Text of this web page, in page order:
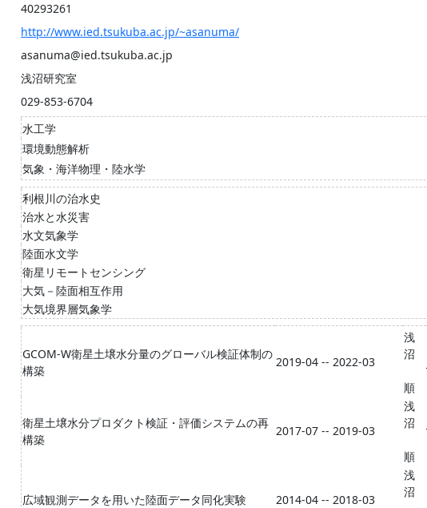
40293261
http://www.ied.tsukuba.ac.jp/~asanuma/
asanuma@ied.tsukuba.ac.jp
浅沼研究室
029-853-6704
水工学
環境動態解析
気象・海洋物理・陸水学
利根川の治水史
治水と水災害
水文気象学
陸面水文学
衛星リモートセンシング
大気－陸面相互作用
大気境界層気象学
GCOM-W衛星土壌水分量のグローバル検証体制の
構築
2019-04 -- 2022-03
浅
沼
順
衛星土壌水分プロダクト検証・評価システムの再
構築
2017-07 -- 2019-03
浅
沼
順
広域観測データを用いた陸面データ同化実験 2014-04 -- 2018-03
浅
沼